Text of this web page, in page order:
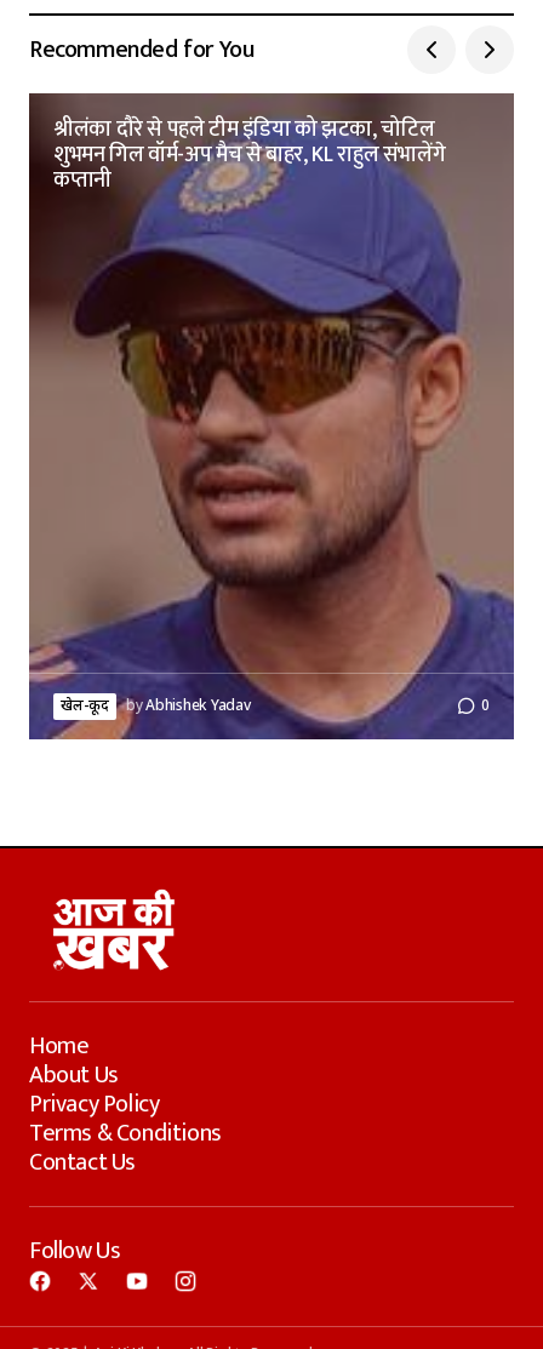
Recommended for You
श्रीलंका दौरे से पहले टीम इंडिया को झटका, चोटिल
शुभमन गिल वॉर्म-अप मैच से बाहर, KL राहुल संभालेंगे
कप्तानी
खेल-कूद byAbhishek Yadav 0
Home
About Us
Privacy Policy
Terms & Conditions
Contact Us
Follow Us